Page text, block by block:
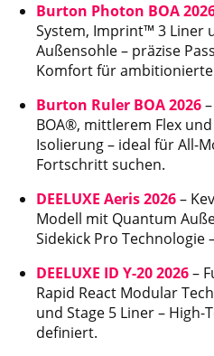
Burton Photon BOA
System, Imprint™ 3 Liner
Außensohle – präzise
Komfort für ambitionierte
Burton Ruler BOA 2026
BOA®, mittlerem Flex
Isolierung – ideal für All-
Fortschritt suchen.
DEELUXE Aeris 2026–
Modell mit Quantum
Sidekick Pro Technologie
DEELUXE ID Y-20 2026–
Rapid React Modular
und Stage 5 Liner –
definiert.